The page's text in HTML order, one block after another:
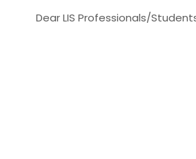
Dear LIS Professionals/